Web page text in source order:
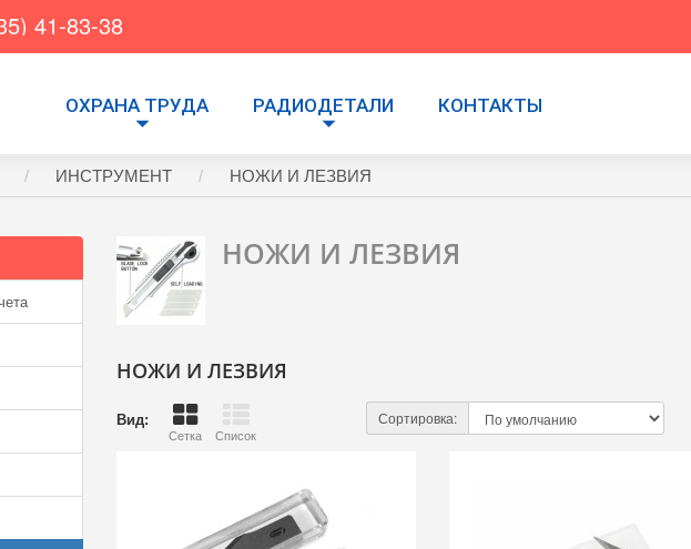
41-83-38
ОХРАНА ТРУДА РАДИОДЕТАЛИ КОНТАКТЫ
ИНСТРУМЕНТ НОЖИ И ЛЕЗВИЯ
НОЖИ И ЛЕЗВИЯ
НОЖИ И ЛЕЗВИЯ
Вид:
Сетка Список
Сортировка: